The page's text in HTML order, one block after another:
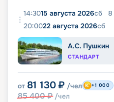
14:3015 августа 2026сб 8
20:0022 августа 2026сб
А.С. Пушкин
СТАНДАРТ
от 81 130 ₽ /чел
85 400₽ /чел
+1 000